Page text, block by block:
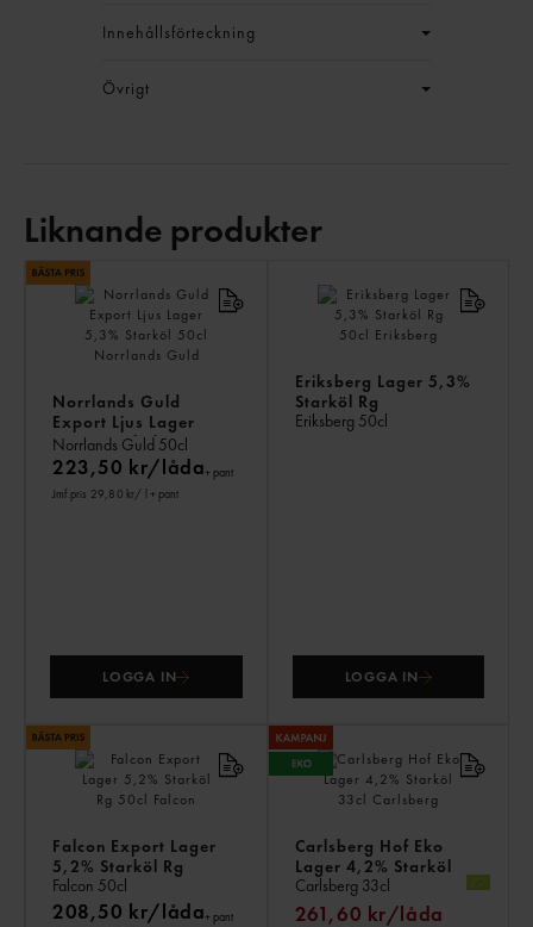
Innehållsförteckning
Övrigt
Liknande produkter
Norrlands Guld
Export Ljus Lager
5,3% Starköl
Norrlands Guld 50cl
223,50 kr/låda+ pant
Jmf.pris 29,80 kr/ l + pant
LOGGA IN
Eriksberg Lager 5,3%
Starköl Rg
Eriksberg 50cl
LOGGA IN
Falcon Export Lager
5,2% Starköl Rg
Falcon 50cl
208,50 kr/låda+ pant
Carlsberg Hof Eko
Lager 4,2% Starköl
Carlsberg 33cl
261,60 kr/låda